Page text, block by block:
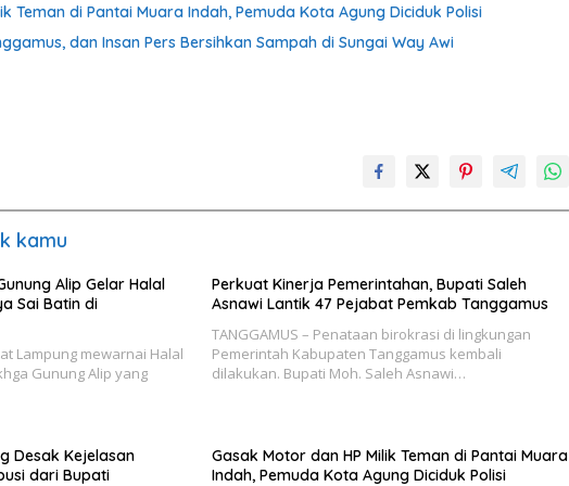
Teman di Pantai Muara Indah, Pemuda Kota Agung Diciduk Polisi
dan Insan Pers Bersihkan Sampah di Sungai Way Awi
kamu
Alip Gelar Halal
Sai Batin di
Lampung mewarnai Halal
Gunung Alip yang
Perkuat Kinerja Pemerintahan, Bupati Saleh
Asnawi Lantik 47 Pejabat Pemkab Tanggamus
TANGGAMUS – Penataan birokrasi di lingkungan
Pemerintah Kabupaten Tanggamus kembali
dilakukan. Bupati Moh. Saleh Asnawi…
Desak Kejelasan
dari Bupati
Gasak Motor dan HP Milik Teman di Pantai Muara
Indah, Pemuda Kota Agung Diciduk Polisi